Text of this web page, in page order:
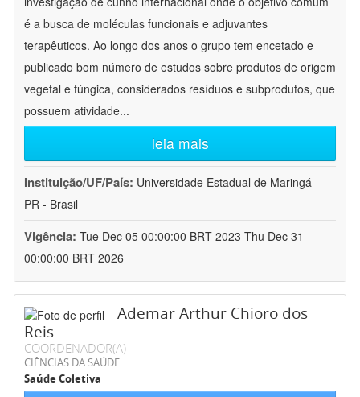
é a busca de moléculas funcionais e adjuvantes
terapêuticos. Ao longo dos anos o grupo tem encetado e
publicado bom número de estudos sobre produtos de origem
vegetal e fúngica, considerados resíduos e subprodutos, que
possuem atividade...
leia mais
Instituição/UF/País: Universidade Estadual de Maringá -
PR - Brasil
Vigência: Tue Dec 05 00:00:00 BRT 2023-Thu Dec 31
00:00:00 BRT 2026
Ademar Arthur Chioro dos
Reis
COORDENADOR(A)
CIÊNCIAS DA SAÚDE
Saúde Coletiva